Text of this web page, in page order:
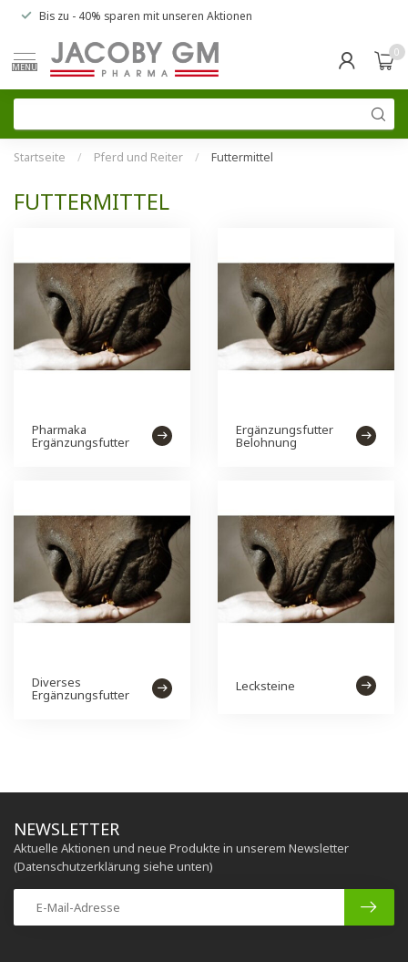
Bis zu - 40% sparen mit unseren Aktionen
MENU
0
Startseite / Pferd und Reiter / Futtermittel
FUTTERMITTEL
Pharmaka
Ergänzungsfutter
Ergänzungsfutter
Belohnung
Diverses
Ergänzungsfutter
Lecksteine
NEWSLETTER
Aktuelle Aktionen und neue Produkte in unserem Newsletter
(Datenschutzerklärung siehe unten)